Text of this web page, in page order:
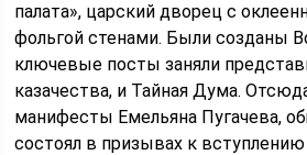
палата», царский дворец с
фольгой стенами. Были созданы
ключевые посты заняли
казачества, и Тайная Дума.
манифесты Емельяна Пугачева,
состоял в призывах к